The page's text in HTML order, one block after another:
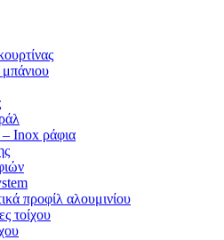
– Inox ράφια
προφίλ αλουμινίου
τοίχου